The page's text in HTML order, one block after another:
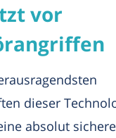
vor
dieser
absolut sichere